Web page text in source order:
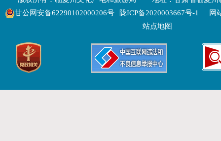
甘公网安备62290102000206号
陇ICP备2020003667号-1
网
站点地图